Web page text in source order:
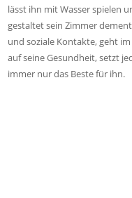
lässt ihn mit Wasser spielen
gestaltet sein Zimmer
und soziale Kontakte, geht
auf seine Gesundheit, setzt
immer nur das Beste für ihn.